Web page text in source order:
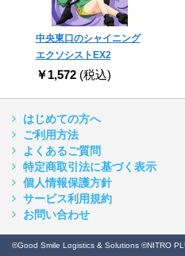
中央東口のシャイニング
エクソシストEX2
￥1,572 (税込)
はじめての方へ
ご利用方法
よくあるご質問
特定商取引法に基づく表示
個人情報保護方針
サービス利用規約
お問い合わせ
©Good Smile Logistics & Solutions ©NITRO